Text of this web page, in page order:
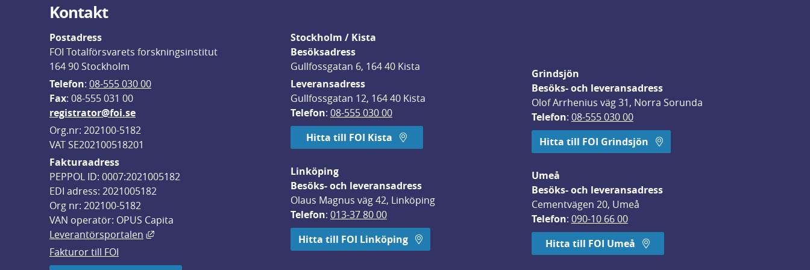
Kontakt
Postadress
FOI Totalförsvarets forskningsinstitut
164 90 Stockholm
Telefon: 08-555 030 00
Fax: 08-555 031 00
registrator@foi.se
Org.nr: 202100-5182
VAT SE202100518201
Fakturaadress
PEPPOL ID: 0007:2021005182
EDI adress: 2021005182
Org nr: 202100-5182
VAN operatör: OPUS Capita
Leverantörsportalen
Länk till annan webbplats, öppnas i nytt fönster.
Fakturor till FOI
Stockholm / Kista
Besöksadress
Gullfossgatan 6, 164 40 Kista
Leveransadress
Gullfossgatan 12, 164 40 Kista
Telefon: 08-555 030 00
Hitta till FOI Kista
Linköping
Besöks- och leveransadress
Olaus Magnus väg 42, Linköping
Telefon: 013-37 80 00
Hitta till FOI Linköping
Grindsjön
Besöks- och leveransadress
Olof Arrhenius väg 31, Norra Sorunda
Telefon: 08-555 030 00
Hitta till FOI Grindsjön
Umeå
Besöks- och leveransadress
Cementvägen 20, Umeå
Telefon: 090-10 66 00
Hitta till FOI Umeå